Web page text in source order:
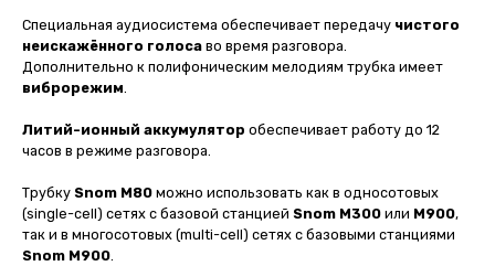
Специальная аудиосистема обеспечивает передачу чистого
неискажённого голоса во время разговора.
Дополнительно к полифоническим мелодиям трубка имеет
виброрежим.
Литий-ионный аккумулятор обеспечивает работу до 12
часов в режиме разговора.
Трубку Snom M80 можно использовать как в односотовых
(single-cell) сетях с базовой станцией Snom M300 или M900,
так и в многосотовых (multi-cell) сетях с базовыми станциями
Snom M900.